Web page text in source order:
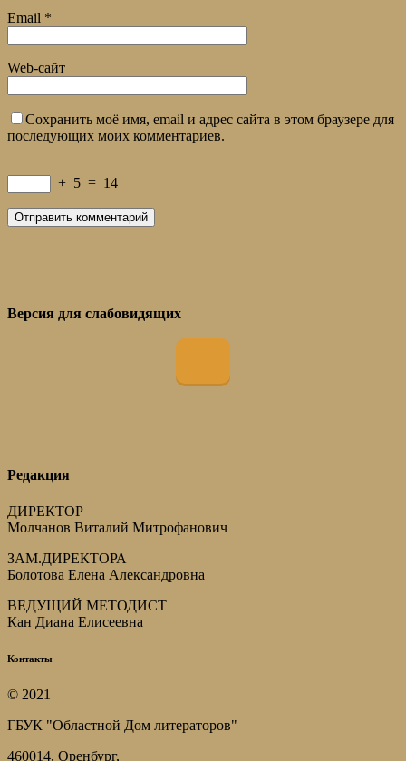
Email *
Web-сайт
Сохранить моё имя, email и адрес сайта в этом браузере для
последующих моих комментариев.
+ 5 = 14
Версия для слабовидящих
Редакция
ДИРЕКТОР
Молчанов Виталий Митрофанович
ЗАМ.ДИРЕКТОРА
Болотова Елена Александровна
ВЕДУЩИЙ МЕТОДИСТ
Кан Диана Елисеевна
Контакты
© 2021
ГБУК "Областной Дом литераторов"
460014, Оренбург,